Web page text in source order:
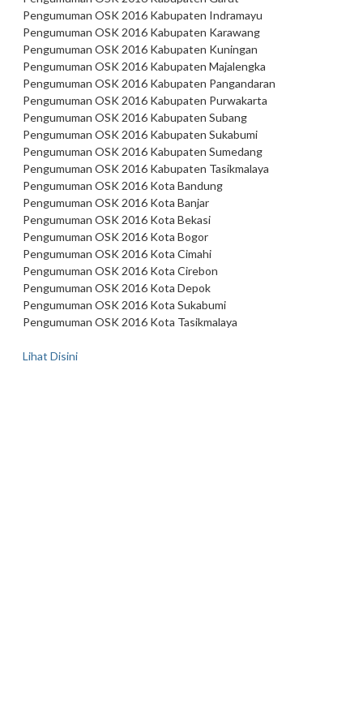
Pengumuman OSK 2016 Kabupaten Indramayu
Pengumuman OSK 2016 Kabupaten Karawang
Pengumuman OSK 2016 Kabupaten Kuningan
Pengumuman OSK 2016 Kabupaten Majalengka
Pengumuman OSK 2016 Kabupaten Pangandaran
Pengumuman OSK 2016 Kabupaten Purwakarta
Pengumuman OSK 2016 Kabupaten Subang
Pengumuman OSK 2016 Kabupaten Sukabumi
Pengumuman OSK 2016 Kabupaten Sumedang
Pengumuman OSK 2016 Kabupaten Tasikmalaya
Pengumuman OSK 2016 Kota Bandung
Pengumuman OSK 2016 Kota Banjar
Pengumuman OSK 2016 Kota Bekasi
Pengumuman OSK 2016 Kota Bogor
Pengumuman OSK 2016 Kota Cimahi
Pengumuman OSK 2016 Kota Cirebon
Pengumuman OSK 2016 Kota Depok
Pengumuman OSK 2016 Kota Sukabumi
Pengumuman OSK 2016 Kota Tasikmalaya
Lihat Disini